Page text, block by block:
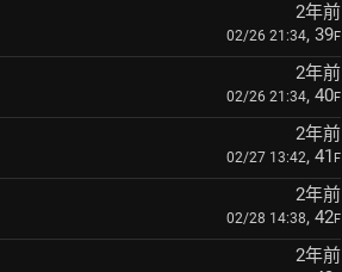
2年前
02/26 21:34, 39F
2年前
02/26 21:34, 40F
2年前
02/27 13:42, 41 F
2年前
02/28 14:38, 42F
2年前